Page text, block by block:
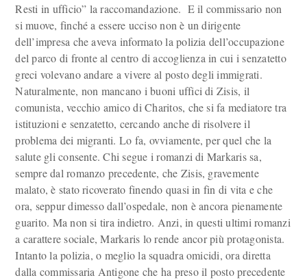
Resti in ufficio” la raccomandazione. E il commissario non
si muove, finché a essere ucciso non è un dirigente
dell’impresa che aveva informato la polizia dell’occupazione
del parco di fronte al centro di accoglienza in cui i senzatetto
greci volevano andare a vivere al posto degli immigrati.
Naturalmente, non mancano i buoni uffici di Zisis, il
comunista, vecchio amico di Charitos, che si fa mediatore tra
istituzioni e senzatetto, cercando anche di risolvere il
problema dei migranti. Lo fa, ovviamente, per quel che la
salute gli consente. Chi segue i romanzi di Markaris sa,
sempre dal romanzo precedente, che Zisis, gravemente
malato, è stato ricoverato finendo quasi in fin di vita e che
ora, seppur dimesso dall’ospedale, non è ancora pienamente
guarito. Ma non si tira indietro. Anzi, in questi ultimi romanzi
a carattere sociale, Markaris lo rende ancor più protagonista.
Intanto la polizia, o meglio la squadra omicidi, ora diretta
dalla commissaria Antigone che ha preso il posto precedente